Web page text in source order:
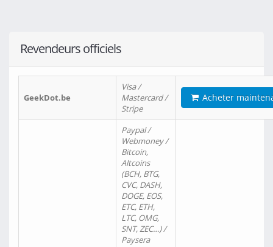
Revendeurs officiels
GeekDot.be
Visa /
Mastercard /
Stripe
Acheter
Paypal /
Webmoney /
Bitcoin,
Altcoins
(BCH, BTG,
CVC, DASH,
DOGE, EOS,
ETC, ETH,
LTC, OMG,
SNT, ZEC…) /
Paysera